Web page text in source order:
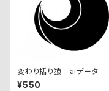
変わり括り猿 aiデータ
¥550